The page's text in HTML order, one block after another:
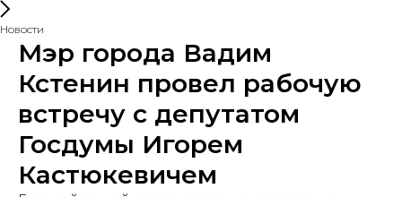
Новости
Мэр города Вадим
Кстенин провел рабочую
встречу с депутатом
Госдумы Игорем
Кастюкевичем